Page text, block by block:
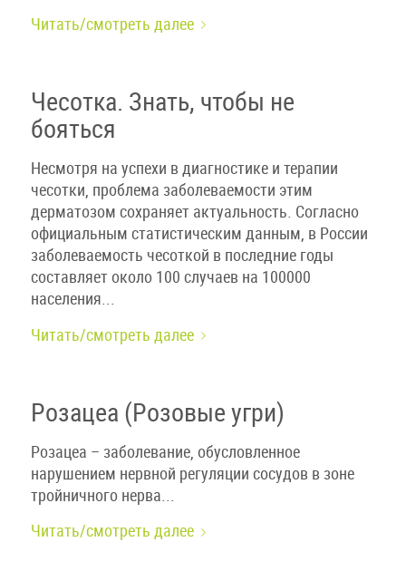
Читать/смотреть далее
Чесотка. Знать, чтобы не
бояться
Несмотря на успехи в диагностике и терапии
чесотки, проблема заболеваемости этим
дерматозом сохраняет актуальность. Согласно
официальным статистическим данным, в России
заболеваемость чесоткой в последние годы
составляет около 100 случаев на 100000
населения...
Читать/смотреть далее
Розацеа (Розовые угри)
Розацеа ​– заболевание, обусловленное
нарушением нервной регуляции сосудов в зоне
тройничного нерва...
Читать/смотреть далее